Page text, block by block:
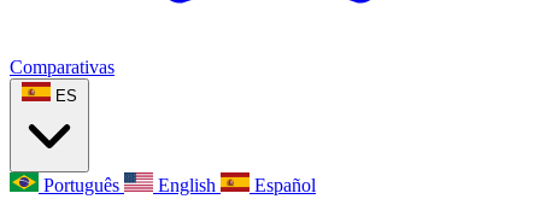
Comparativas
ES
Português English
Español